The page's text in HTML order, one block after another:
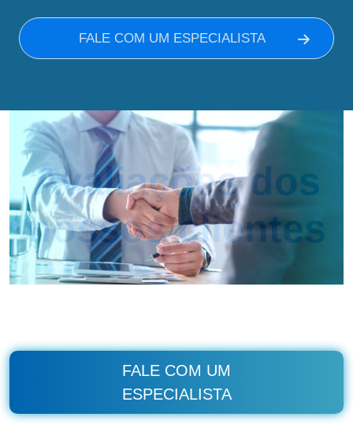
FALE COM UM ESPECIALISTA
Avaliações dos
nossos clientes
FALE COM UM
ESPECIALISTA